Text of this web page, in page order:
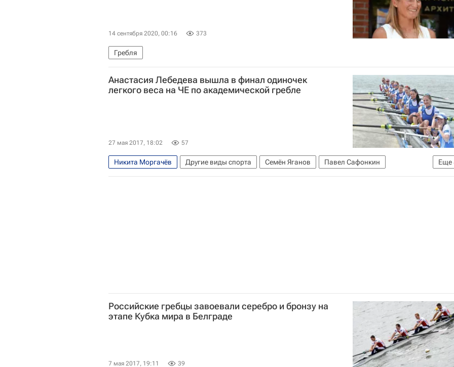
14 сентября 2020, 00:16 373
Гребля
Анастасия Лебедева вышла в финал одиночек
легкого веса на ЧЕ по академической гребле
27 мая 2017, 18:02 57
Еще
Никита Моргачёв Другие виды спорта Семён Яганов
Павел Сафонкин
Иван Подшивалов
Александр Кулеш Александр Корнилов
Антон Заруцкий
Российские гребцы завоевали серебро и бронзу на
этапе Кубка мира в Белграде
7 мая 2017, 19:11 39